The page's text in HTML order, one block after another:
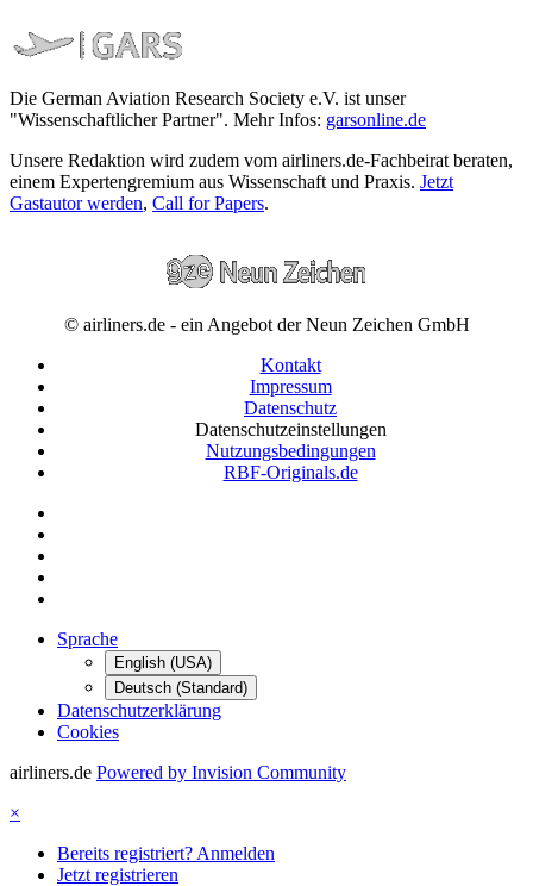
Die German Aviation Research Society e.V. ist unser
"Wissenschaftlicher Partner". Mehr Infos: garsonline.de
Unsere Redaktion wird zudem vom airliners.de-Fachbeirat beraten,
einem Expertengremium aus Wissenschaft und Praxis. Jetzt
Gastautor werden, Call for Papers.
© airliners.de - ein Angebot der Neun Zeichen GmbH
Kontakt
Impressum
Datenschutz
Datenschutzeinstellungen
Nutzungsbedingungen
RBF-Originals.de
Sprache
English (USA)
Deutsch (Standard)
Datenschutzerklärung
Cookies
airliners.de Powered by Invision Community
×
Bereits registriert? Anmelden
Jetzt registrieren